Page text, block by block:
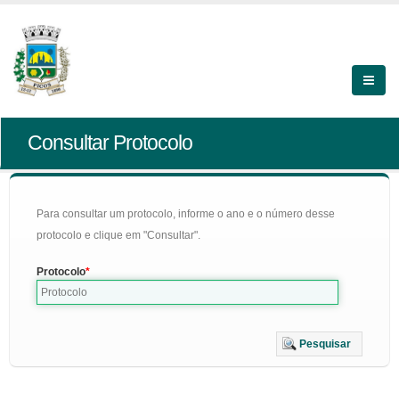
Consultar Protocolo
Para consultar um protocolo, informe o ano e o número desse
protocolo e clique em "Consultar".
Protocolo
Pesquisar